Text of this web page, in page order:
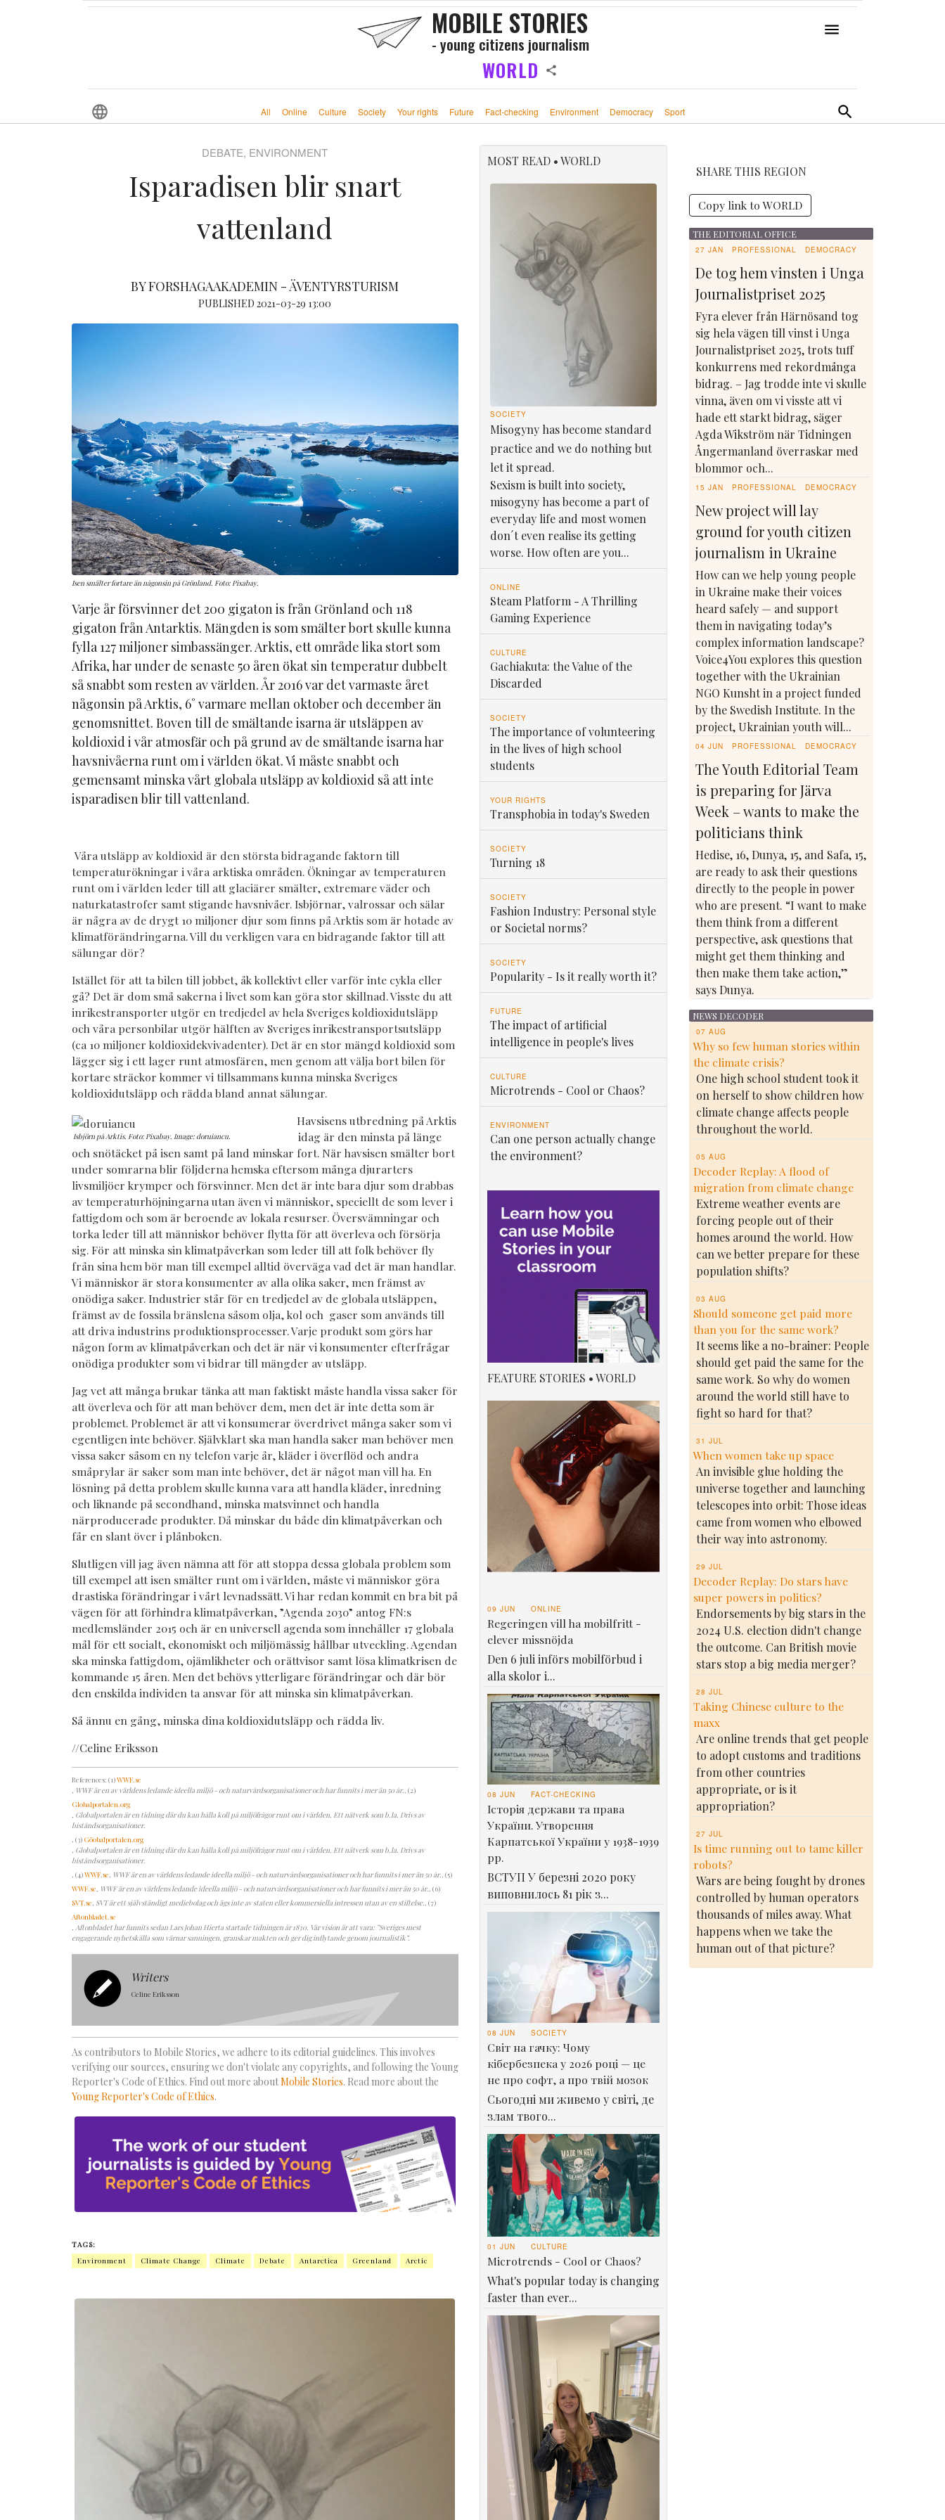
MOBILE STORIES
- young citizens journalism
WORLD
All Online Culture Society Your rights Future Fact-checking Environment Democracy Sport
DEBATE, ENVIRONMENT
Isparadisen blir snart
vattenland
BY FORSHAGAAKADEMIN - ÄVENTYRSTURISM
PUBLISHED 2021-03-29 13:00
Isen smälter fortare än någonsin på Grönland. Foto: Pixabay.
Varje år försvinner det 200 gigaton is från Grönland och 118
gigaton från Antarktis. Mängden is som smälter bort skulle kunna
fylla 127 miljoner simbassänger. Arktis, ett område lika stort som
Afrika, har under de senaste 50 åren ökat sin temperatur dubbelt
så snabbt som resten av världen. År 2016 var det varmaste året
någonsin på Arktis, 6˚ varmare mellan oktober och december än
genomsnittet. Boven till de smältande isarna är utsläppen av
koldioxid i vår atmosfär och på grund av de smältande isarna har
havsnivåerna runt om i världen ökat. Vi måste snabbt och
gemensamt minska vårt globala utsläpp av koldioxid så att inte
isparadisen blir till vattenland.
Våra utsläpp av koldioxid är den största bidragande faktorn till
temperaturökningar i våra arktiska områden. Ökningar av temperaturen
runt om i världen leder till att glaciärer smälter, extremare väder och
naturkatastrofer samt stigande havsnivåer. Isbjörnar, valrossar och sälar
är några av de drygt 10 miljoner djur som finns på Arktis som är hotade av
klimatförändringarna. Vill du verkligen vara en bidragande faktor till att
sälungar dör?
Istället för att ta bilen till jobbet, åk kollektivt eller varför inte cykla eller
gå? Det är dom små sakerna i livet som kan göra stor skillnad. Visste du att
inrikestransporter utgör en tredjedel av hela Sveriges koldioxidutsläpp
och våra personbilar utgör hälften av Sveriges inrikestransportsutsläpp
(ca 10 miljoner koldioxidekvivadenter). Det är en stor mängd koldioxid som
lägger sig i ett lager runt atmosfären, men genom att välja bort bilen för
kortare sträckor kommer vi tillsammans kunna minska Sveriges
koldioxidutsläpp och rädda bland annat sälungar.
Isbjörn på Arktis. Foto: Pixabay. Image: doruiancu.
Havsisens utbredning på Arktis
idag är den minsta på länge
och snötäcket på isen samt på land minskar fort. När havsisen smälter bort
under somrarna blir följderna hemska eftersom många djurarters
livsmiljöer krymper och försvinner. Men det är inte bara djur som drabbas
av temperaturhöjningarna utan även vi människor, speciellt de som lever i
fattigdom och som är beroende av lokala resurser. Översvämningar och
torka leder till att människor behöver flytta för att överleva och försörja
sig. För att minska sin klimatpåverkan som leder till att folk behöver fly
från sina hem bör man till exempel alltid överväga vad det är man handlar.
Vi människor är stora konsumenter av alla olika saker, men främst av
onödiga saker. Industrier står för en tredjedel av de globala utsläppen,
främst av de fossila bränslena såsom olja, kol och gaser som används till
att driva industrins produktionsprocesser. Varje produkt som görs har
någon form av klimatpåverkan och det är när vi konsumenter efterfrågar
onödiga produkter som vi bidrar till mängder av utsläpp.
Jag vet att många brukar tänka att man faktiskt måste handla vissa saker för
att överleva och för att man behöver dem, men det är inte detta som är
problemet. Problemet är att vi konsumerar överdrivet många saker som vi
egentligen inte behöver. Självklart ska man handla saker man behöver men
vissa saker såsom en ny telefon varje år, kläder i överflöd och andra
småprylar är saker som man inte behöver, det är något man vill ha. En
lösning på detta problem skulle kunna vara att handla kläder, inredning
och liknande på secondhand, minska matsvinnet och handla
närproducerade produkter. Då minskar du både din klimatpåverkan och
får en slant över i plånboken.
Slutligen vill jag även nämna att för att stoppa dessa globala problem som
till exempel att isen smälter runt om i världen, måste vi människor göra
drastiska förändringar i vårt levnadssätt. Vi har redan kommit en bra bit på
vägen för att förhindra klimatpåverkan, ”Agenda 2030” antog FN:s
medlemsländer 2015 och är en universell agenda som innehåller 17 globala
mål för ett socialt, ekonomiskt och miljömässig hållbar utveckling. Agendan
ska minska fattigdom, ojämlikheter och orättvisor samt lösa klimatkrisen de
kommande 15 åren. Men det behövs ytterligare förändringar och där bör
den enskilda individen ta ansvar för att minska sin klimatpåverkan.
Så ännu en gång, minska dina koldioxidutsläpp och rädda liv.
//Celine Eriksson
References: (1)WWF.se
, WWF är en av världens ledande ideella miljö - och naturvårdsorganisationer och har funnits i mer än 50 år., (2)
Globalportalen.org
, Globalportalen är en tidning där du kan hålla koll på miljöfrågor runt om i världen. Ett nätverk som b.la. Drivs av
biståndsorganisationer.
, (3) Göobalportalen.org
, Globalportalen är en tidning där du kan hålla koll på miljöfrågor runt om i världen. Ett nätverk som b.la. Drivs av
biståndsorganisationer.
, (4)WWF.se, WWF är en av världens ledande ideella miljö - och naturvårdsorganisationer och har funnits i mer än 50 år., (5)
WWF.se, WWF är en av världens ledande ideella miljö - och naturvårdsorganisationer och har funnits i mer än 50 år., (6)
SVT.se, SVT är ett självständigt mediebolag och ägs inte av staten eller kommersiella intressen utan av en stiftelse., (7)
Aftonbladet.se
, Aftonbladet har funnits sedan Lars Johan Hierta startade tidningen år 1830. Vår vision är att vara: ”Sveriges mest
engagerande nyhetskälla som värnar sanningen, granskar makten och ger dig inflytande genom journalistik”.
Writers
Celine Eriksson
As contributors to Mobile Stories, we adhere to its editorial guidelines. This involves
verifying our sources, ensuring we don't violate any copyrights, and following the Young
Reporter's Code of Ethics. Find out more aboutMobile Stories. Read more about the
Young Reporter's Code of Ethics.
TAGS:
Environment
Climate Change Climate Debate Antarctica Greenland Arctic
MOST READ • WORLD
SOCIETY
Misogyny has become standard
practice and we do nothing but
let it spread.
Sexism is built into society,
misogyny has become a part of
everyday life and most women
don´t even realise its getting
worse. How often are you...
ONLINE
Steam Platform - A Thrilling
Gaming Experience
CULTURE
Gachiakuta: the Value of the
Discarded
SOCIETY
The importance of volunteering
in the lives of high school
students
YOUR RIGHTS
Transphobia in today's Sweden
SOCIETY
Turning 18
SOCIETY
Fashion Industry: Personal style
or Societal norms?
SOCIETY
Popularity - Is it really worth it?
FUTURE
The impact of artificial
intelligence in people's lives
CULTURE
Microtrends - Cool or Chaos?
ENVIRONMENT
Can one person actually change
the environment?
FEATURE STORIES • WORLD
09 JUN ONLINE
Regeringen vill ha mobilfritt -
elever missnöjda
Den 6 juli införs mobilförbud i
alla skolor i...
08 JUN FACT-CHECKING
Історія держави та права
України. Утворення
Карпатської України у 1938-1939
рр.
ВСТУП У березні 2020 року
виповнилось 81 рік з...
08 JUN SOCIETY
Світ на гачку: Чому
кібербезпека у 2026 році — це
не про софт, а про твій мозок
Сьогодні ми живемо у світі, де
злам твого...
01 JUN CULTURE
Microtrends - Cool or Chaos?
What's popular today is changing
faster than ever...
SHARE THIS REGION
Copy link to WORLD
THE EDITORIAL OFFICE
27 JAN PROFESSIONAL DEMOCRACY
De tog hem vinsten i Unga
Journalistpriset 2025
Fyra elever från Härnösand tog
sig hela vägen till vinst i Unga
Journalistpriset 2025, trots tuff
konkurrens med rekordmånga
bidrag. – Jag trodde inte vi skulle
vinna, även om vi visste att vi
hade ett starkt bidrag, säger
Agda Wikström när Tidningen
Ångermanland överraskar med
blommor och...
15 JAN PROFESSIONAL DEMOCRACY
New project will lay
ground for youth citizen
journalism in Ukraine
How can we help young people
in Ukraine make their voices
heard safely — and support
them in navigating today’s
complex information landscape?
Voice4You explores this question
together with the Ukrainian
NGO Kunsht in a project funded
by the Swedish Institute. In the
project, Ukrainian youth will...
04 JUN PROFESSIONAL DEMOCRACY
The Youth Editorial Team
is preparing for Järva
Week – wants to make the
politicians think
Hedise, 16, Dunya, 15, and Safa, 15,
are ready to ask their questions
directly to the people in power
who are present. “I want to make
them think from a different
perspective, ask questions that
might get them thinking and
then make them take action,”
says Dunya.
NEWS DECODER
07 AUG
Why so few human stories within
the climate crisis?
One high school student took it
on herself to show children how
climate change affects people
throughout the world.
05 AUG
Decoder Replay: A flood of
migration from climate change
Extreme weather events are
forcing people out of their
homes around the world. How
can we better prepare for these
population shifts?
03 AUG
Should someone get paid more
than you for the same work?
It seems like a no-brainer: People
should get paid the same for the
same work. So why do women
around the world still have to
fight so hard for that?
31 JUL
When women take up space
An invisible glue holding the
universe together and launching
telescopes into orbit: Those ideas
came from women who elbowed
their way into astronomy.
29 JUL
Decoder Replay: Do stars have
super powers in politics?
Endorsements by big stars in the
2024 U.S. election didn't change
the outcome. Can British movie
stars stop a big media merger?
28 JUL
Taking Chinese culture to the
maxx
Are online trends that get people
to adopt customs and traditions
from other countries
appropriate, or is it
appropriation?
27 JUL
Is time running out to tame killer
robots?
Wars are being fought by drones
controlled by human operators
thousands of miles away. What
happens when we take the
human out of that picture?